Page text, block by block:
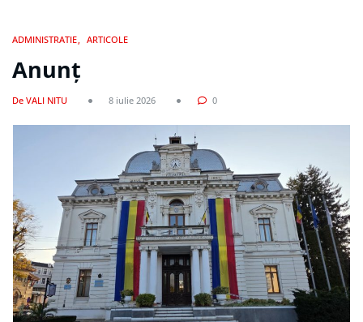
ADMINISTRATIE ARTICOLE
Anunț
De VALI NITU 8 iulie 2026 0